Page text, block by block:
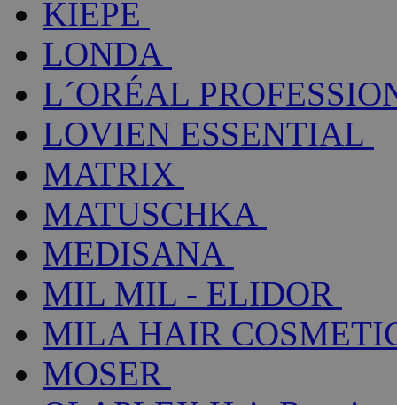
KIEPE
LONDA
L´ORÉAL
LOVIEN ESSENTIAL
MATRIX
MATUSCHKA
MEDISANA
MIL MIL - ELIDOR
MILA HAIR
MOSER